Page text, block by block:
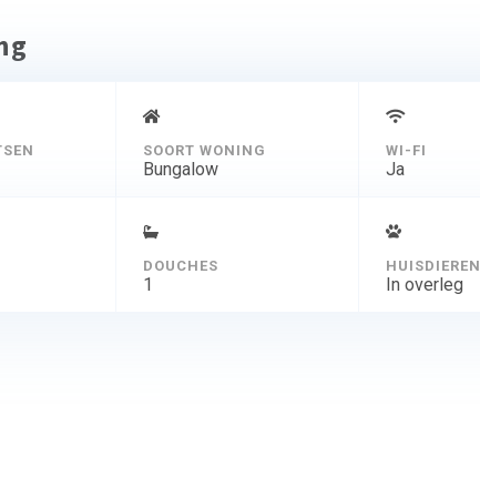
SOORT WONING
Bungalow
WI-FI
Ja
DOUCHES
1
HUISDIEREN
In overleg